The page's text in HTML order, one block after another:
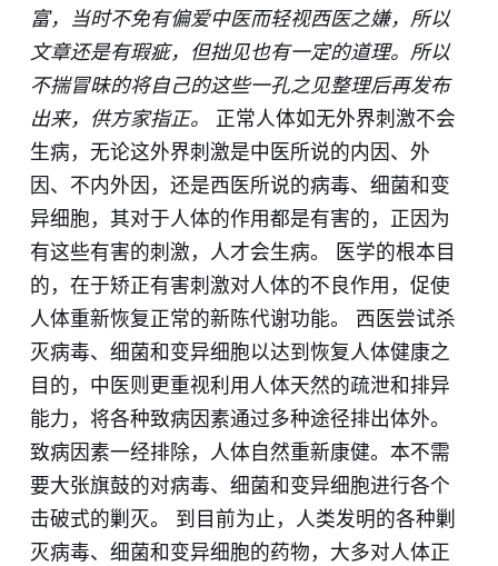
富，当时不免有偏爱中医而轻视西医之嫌，所以
文章还是有瑕疵，但拙见也有一定的道理。所以
不揣冒昧的将自己的这些一孔之见整理后再发布
出来，供方家指正。
正常人体如无外界刺激不会
生病，无论这外界刺激是中医所说的内因、外
因、不内外因，还是西医所说的病毒、细菌和变
异细胞，其对于人体的作用都是有害的，正因为
有这些有害的刺激，人才会生病。 医学的根本目
的，在于矫正有害刺激对人体的不良作用，促使
人体重新恢复正常的新陈代谢功能。 西医尝试杀
灭病毒、细菌和变异细胞以达到恢复人体健康之
目的，中医则更重视利用人体天然的疏泄和排异
能力，将各种致病因素通过多种途径排出体外。
致病因素一经排除，人体自然重新康健。本不需
要大张旗鼓的对病毒、细菌和变异细胞进行各个
击破式的剿灭。 到目前为止，人类发明的各种剿
灭病毒、细菌和变异细胞的药物，大多对人体正